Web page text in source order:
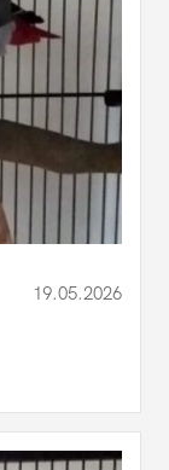
19.05.2026